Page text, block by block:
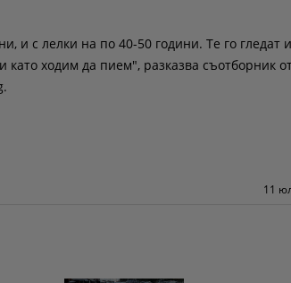
и с лелки на по 40-50 години. Те го гледат
ходим да пием", разказва съотборник
11